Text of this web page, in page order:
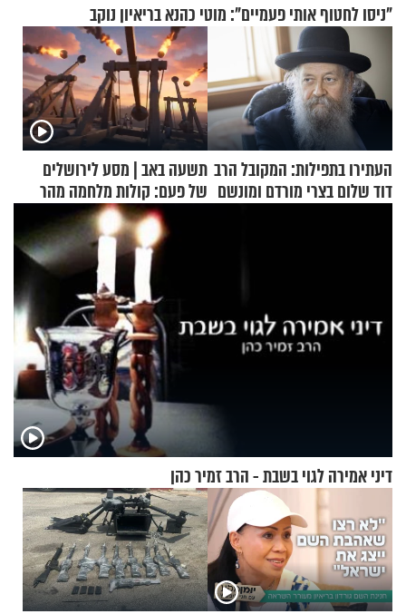
"ניסו לחטוף אותי פעמיים": מוטי כהנא בריאיון נוקב
העתירו בתפילות: המקובל הרב
דוד שלום בצרי מורדם ומונשם
תשעה באב | מסע לירושלים
של פעם: קולות מלחמה מהר
הזיתים
דיני אמירה לגוי בשבת - הרב זמיר כהן